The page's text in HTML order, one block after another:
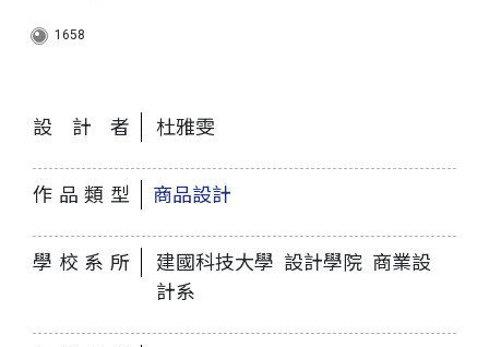
1658
設計者 杜雅雯
作品類型 商品設計
學校系所
建國科技大學 設計學院 商業設
計系